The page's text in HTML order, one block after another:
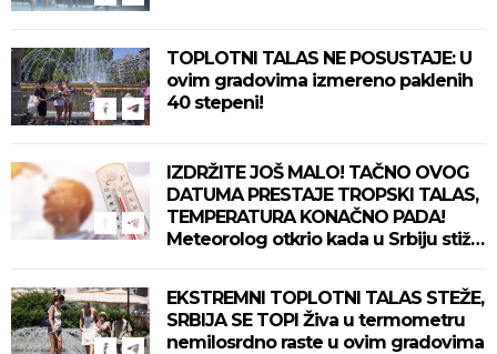
TOPLOTNI TALAS NE POSUSTAJE: U
ovim gradovima izmereno paklenih
40 stepeni!
IZDRŽITE JOŠ MALO! TAČNO OVOG
DATUMA PRESTAJE TROPSKI TALAS,
TEMPERATURA KONAČNO PADA!
Meteorolog otkrio kada u Srbiju stiže
EKSTREMNI TOPLOTNI TALAS STEŽE,
SRBIJA SE TOPI Živa u termometru
nemilosrdno raste u ovim gradovima